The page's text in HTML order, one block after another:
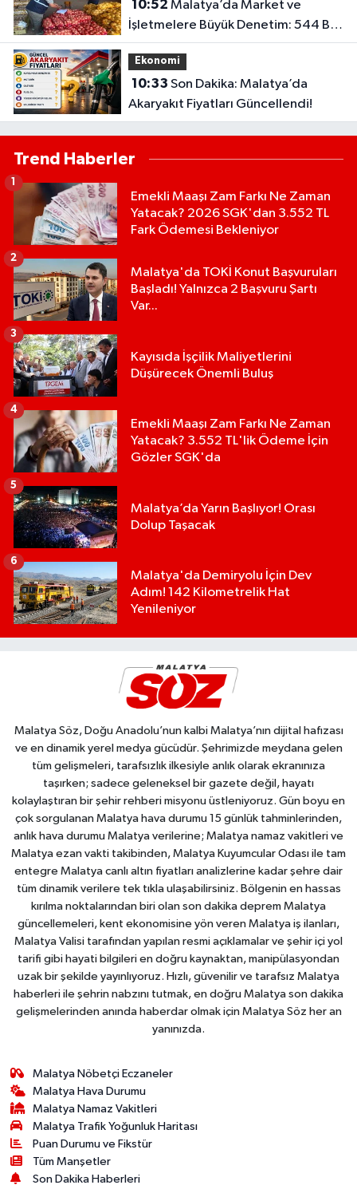
10:52
İşletmelere Büyük Denetim: 544 Bin
TL’lik Ceza
Ekonomi
10:33
Akaryakıt Fiyatları Güncellendi!
Trend Haberler
Emekli Maaşı Zam Farkı Ne Zaman
Yatacak? 2026 SGK'dan 3.552 TL
Fark Ödemesi Bekleniyor
1
Malatya'da TOKİ Konut Başvuruları
Başladı! Yalnızca 2 Başvuru Şartı
Var...
2
Kayısıda İşçilik Maliyetlerini
Düşürecek Önemli Buluş
3
Emekli Maaşı Zam Farkı Ne Zaman
Yatacak? 3.552 TL'lik Ödeme İçin
Gözler SGK'da
4
Malatya’da Yarın Başlıyor! Orası
Dolup Taşacak
5
Malatya'da Demiryolu İçin Dev
Adım! 142 Kilometrelik Hat
Yenileniyor
6
Malatya Söz, Doğu Anadolu’nun kalbi Malatya’nın dijital hafızası
ve en dinamik yerel medya gücüdür. Şehrimizde meydana gelen
tüm gelişmeleri, tarafsızlık ilkesiyle anlık olarak ekranınıza
taşırken; sadece geleneksel bir gazete değil, hayatı
kolaylaştıran bir şehir rehberi misyonu üstleniyoruz. Gün boyu en
çok sorgulanan Malatya hava durumu 15 günlük tahminlerinden,
anlık hava durumu Malatya verilerine; Malatya namaz vakitleri ve
Malatya ezan vakti takibinden, Malatya Kuyumcular Odası ile tam
entegre Malatya canlı altın fiyatları analizlerine kadar şehre dair
tüm dinamik verilere tek tıkla ulaşabilirsiniz. Bölgenin en hassas
kırılma noktalarından biri olan son dakika deprem Malatya
güncellemeleri, kent ekonomisine yön veren Malatya iş ilanları,
Malatya Valisi tarafından yapılan resmi açıklamalar ve şehir içi yol
tarifi gibi hayati bilgileri en doğru kaynaktan, manipülasyondan
uzak bir şekilde yayınlıyoruz. Hızlı, güvenilir ve tarafsız Malatya
haberleri ile şehrin nabzını tutmak, en doğru Malatya son dakika
gelişmelerinden anında haberdar olmak için Malatya Söz her an
yanınızda.
Malatya Nöbetçi Eczaneler
Malatya Hava Durumu
Malatya Namaz Vakitleri
Malatya Trafik Yoğunluk Haritası
Puan Durumu ve Fikstür
Tüm Manşetler
Son Dakika Haberleri